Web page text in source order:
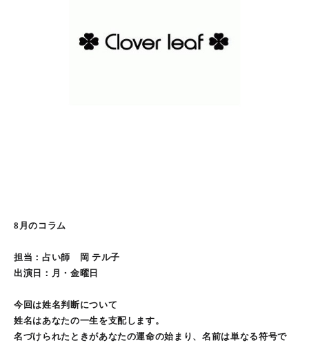
8月のコラム
担当：占い師 岡 テル子
出演日：月・金曜日
今回は姓名判断について
姓名はあなたの一生を支配します。
名づけられたときがあなたの運命の始まり、名前は単なる符号で